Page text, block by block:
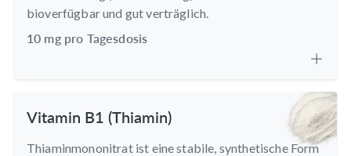
bioverfügbar und gut verträglich.
10 mg pro Tagesdosis
Vitamin B1 (Thiamin)
Thiaminmononitrat ist eine stabile, synthetische Form